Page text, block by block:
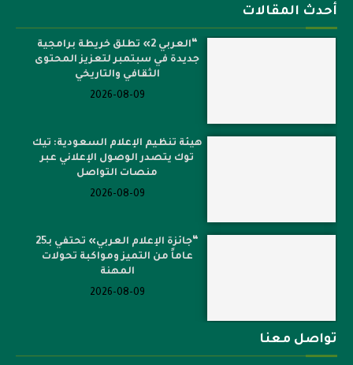
أحدث المقالات
“العربي 2» تطلق خريطة برامجية
جديدة في سبتمبر لتعزيز المحتوى
الثقافي والتاريخي
2026-08-09
هيئة تنظيم الإعلام السعودية: تيك
توك يتصدر الوصول الإعلاني عبر
منصات التواصل
2026-08-09
“جائزة الإعلام العربي» تحتفي بـ25
عاماً من التميز ومواكبة تحولات
المهنة
2026-08-09
تواصل معنا